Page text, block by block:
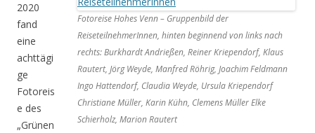
Fotoreise Hohes Venn – Gruppenbild der
ReiseteilnehmerInnen, hinten beginnend von links nach
rechts: Burkhardt Andrießen, Reiner Kriependorf, Klaus
Rautert, Jörg Weyde, Manfred Röhrig, Joachim Feldmann
Ingo Hattendorf, Claudia Weyde, Ursula Kriependorf
Christiane Müller, Karin Kühn, Clemens Müller Elke
Schierholz, Marion Rautert
2020
fand
eine
achttägi
ge
Fotoreis
e des
„Grünen